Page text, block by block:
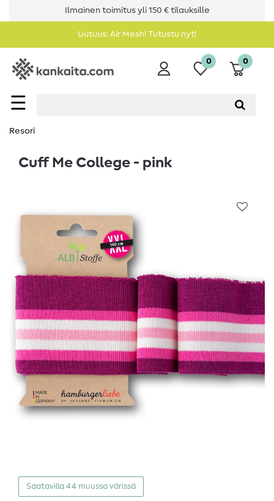
Ilmainen toimitus yli 150 € tilauksille
Uutuus: Air Mesh! Tutustu nyt!
☰
0 0
Resori
Cuff Me College - pink
Saatavilla 44 muussa värissä